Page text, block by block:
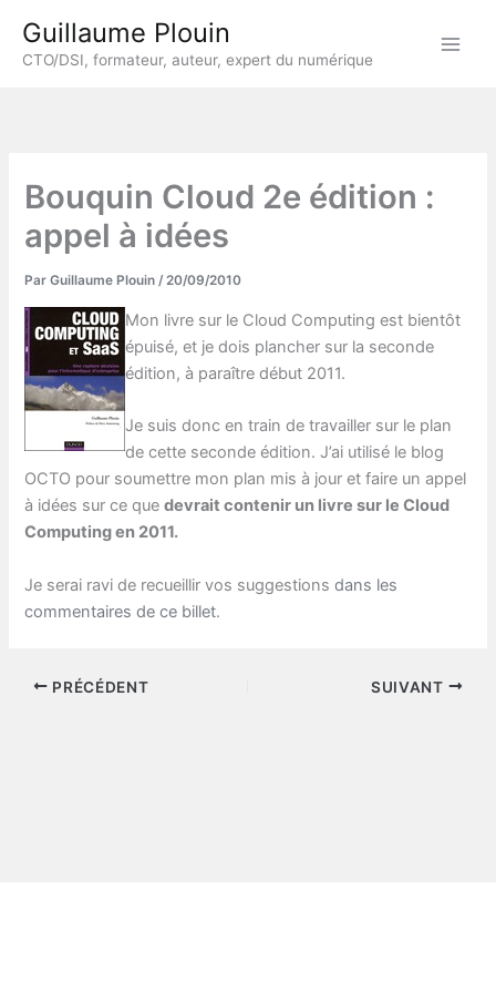
contenu
Guillaume Plouin
CTO/DSI, formateur, auteur, expert du numérique
Bouquin Cloud 2e édition :
appel à idées
ParGuillaume Plouin/20/09/2010
Mon livre sur le Cloud Computing est bientôt
épuisé, et je dois plancher sur la seconde
édition, à paraître début 2011.
Je suis donc en train de travailler sur le plan
de cette seconde édition. J’ai utilisé le blog
OCTO pour soumettre mon plan mis à jour et faire un appel
à idées sur ce quedevrait contenir un livre sur le Cloud
Computing en 2011.
Je serai ravi de recueillir vos suggestionsdans les
commentaires de ce billet.
PRÉCÉDENT SUIVANT